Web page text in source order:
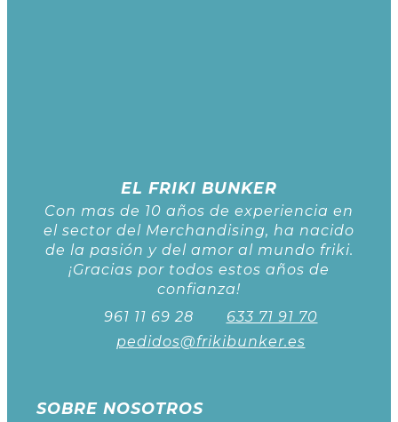
EL FRIKI BUNKER
Con mas de 10 años de experiencia en
el sector del Merchandising, ha nacido
de la pasión y del amor al mundo friki.
¡Gracias por todos estos años de
confianza!
961 11 69 28
633 71 91 70
pedidos@frikibunker.es
SOBRE NOSOTROS